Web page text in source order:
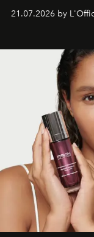
économe. à n’en
gagné en maturité.
21.07.2026 by